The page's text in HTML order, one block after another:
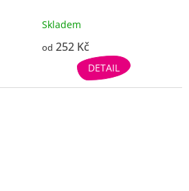
Skladem
od 252 Kč
DETAIL